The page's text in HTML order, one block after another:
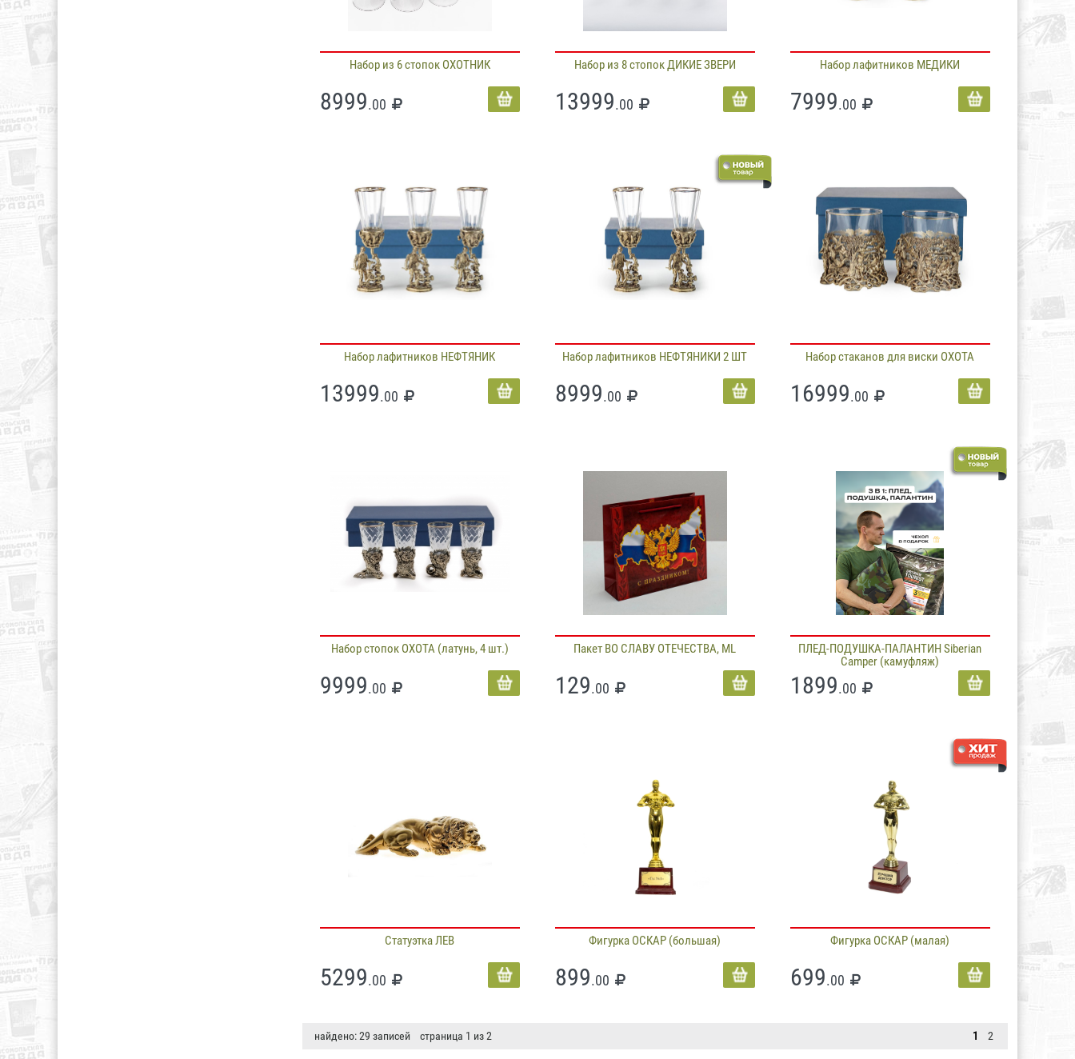
Набор из 6 стопок ОХОТНИК
8999.00
Набор из 8 стопок ДИКИЕ ЗВЕРИ
13999.00
Набор лафитников МЕДИКИ
7999.00
Набор лафитников НЕФТЯНИК
13999.00
Набор лафитников НЕФТЯНИКИ 2 ШТ
8999.00
Набор стаканов для виски ОХОТА
16999.00
Набор стопок ОХОТА (латунь, 4 шт.)
9999.00
Пакет ВО СЛАВУ ОТЕЧЕСТВА, ML
129.00
ПЛЕД-ПОДУШКА-ПАЛАНТИН Siberian
Camper (камуфляж)
1899.00
Статуэтка ЛЕВ
5299.00
Фигурка ОСКАР (большая)
899.00
Фигурка ОСКАР (малая)
699.00
найдено: 29 записей страница 1 из 2 1 2